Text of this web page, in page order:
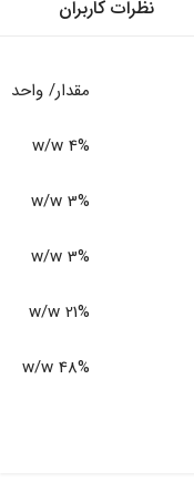
نظرات کاربران
مقدار/ واحد
4% w/w
3% w/w
3% w/w
21% w/w
48% w/w